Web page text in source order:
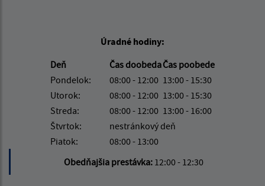
Úradné hodiny:
Deň
Čas doobedaČas poobede
Pondelok:
08:00 - 12:00 13:00 - 15:30
Utorok:
08:00 - 12:00 13:00 - 15:30
Streda:
08:00 - 12:00 13:00 - 16:00
Štvrtok:
nestránkový deň
Piatok:
08:00 - 13:00
Obedňajšia prestávka: 12:00 - 12:30